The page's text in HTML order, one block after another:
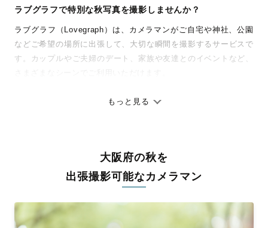
ラブグラフで特別な秋写真を撮影しませんか？
ラブグラフ（Lovegraph）は、カメラマンがご自宅や神社、公園
などご希望の場所に出張して、大切な瞬間を撮影するサービスで
す。カップルやご夫婦のデート、家族や友達とのイベントなど、
ありのままの空気感を大切に、何十年経っても見返したくなるよ
料金は全国どこでも一律。わかりやすく安心の価格設定です。オ
リジナルの研修と厳正な審査に合格し、撮影技術やホスピタリテ
ィを身につけたプロのカメラマンが全国47都道府県に在籍してい
験をお届けします。
もっと見る
大阪府の秋を
出張撮影可能なカメラマン